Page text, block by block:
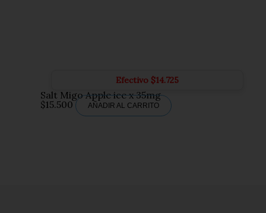
Efectivo $14.725
Salt Migo Apple ice x 35mg
$15.500 AÑADIR AL CARRITO